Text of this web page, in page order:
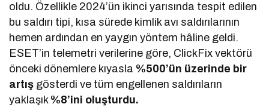
oldu. Özellikle 2024’ün ikinci yarısında tespit edilen
bu saldırı tipi, kısa sürede kimlik avı saldırılarının
hemen ardından en yaygın yöntem hâline geldi.
ESET’in telemetri verilerine göre, ClickFix vektörü
önceki dönemlere kıyasla %500’ün üzerinde bir
artış gösterdi ve tüm engellenen saldırıların
yaklaşık %8’ini oluşturdu.